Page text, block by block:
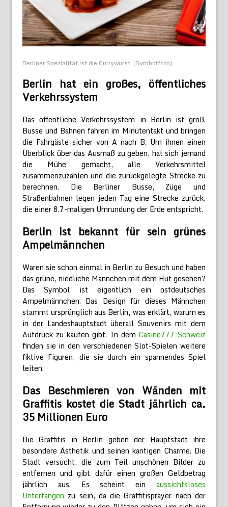
Berliner Spezialität ist die Currywurst. (Symbolfoto)
Berlin hat ein großes, öffentliches
Verkehrssystem
Das öffentliche Verkehrssystem in Berlin ist groß.
Busse und Bahnen fahren im Minutentakt und bringen
die Fahrgäste sicher von A nach B. Um ihnen einen
Überblick über das Ausmaß zu geben, hat sich jemand
die Mühe gemacht, alle Verkehrsmittel
zusammenzuzählen und die zurückgelegte Strecke zu
berechnen. Die Berliner Busse, Züge und
Straßenbahnen legen jeden Tag eine Strecke zurück,
die einer 8.7-maligen Umrundung der Erde entspricht.
Berlin ist bekannt für sein grünes
Ampelmännchen
Waren sie schon einmal in Berlin zu Besuch und haben
das grüne, niedliche Männchen mit dem Hut gesehen?
Das Symbol ist eigentlich ein ostdeutsches
Ampelmännchen. Das Design für dieses Männchen
stammt ursprünglich aus Berlin, was erklärt, warum es
in der Landeshauptstadt überall Souvenirs mit dem
Aufdruck zu kaufen gibt. In dem Casino777 Schweiz
finden sie in den verschiedenen Slot-Spielen weitere
fiktive Figuren, die sie durch ein spannendes Spiel
leiten.
Das Beschmieren von Wänden mit
Graffitis kostet die Stadt jährlich ca.
35 Millionen Euro
Die Graffitis in Berlin geben der Hauptstadt ihre
besondere Ästhetik und seinen kantigen Charme. Die
Stadt versucht, die zum Teil unschönen Bilder zu
entfernen und gibt dafür einen großen Geldbetrag
jährlich aus. Es scheint ein aussichtsloses
Unterfangen zu sein, da die Graffitisprayer nach der